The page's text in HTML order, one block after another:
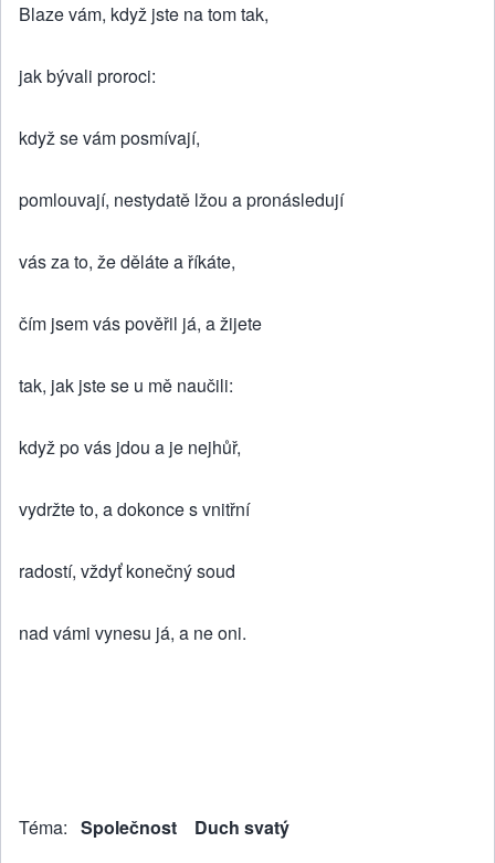
Blaze vám, když jste na tom tak,
jak bývali proroci:
když se vám posmívají,
pomlouvají, nestydatě lžou a pronásledují
vás za to, že děláte a říkáte,
čím jsem vás pověřil já, a žijete
tak, jak jste se u mě naučili:
když po vás jdou a je nejhůř,
vydržte to, a dokonce s vnitřní
radostí, vždyť konečný soud
nad vámi vynesu já, a ne oni.
Téma Společnost Duch svatý